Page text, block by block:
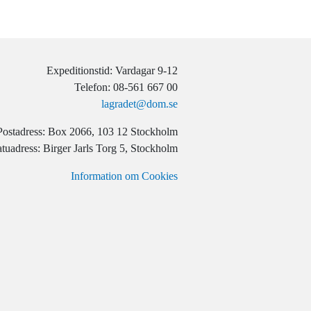
Expeditionstid: Vardagar 9-12
Telefon: 08-561 667 00
lagradet@dom.se
Box 2066, 103 12 Stockholm
Birger Jarls Torg 5, Stockholm
Information om Cookies